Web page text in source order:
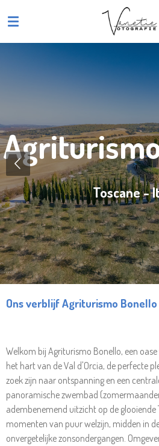
direct
naar
Toscane -
Ons verblijf Agriturismo
Welkom bij Agriturismo Bonello, een
het hart van de Val d'Orcia, de perfecte
zoek zijn naar ontspanning en een
panoramische zwembad
adembenemend uitzicht op de glooiende
momenten van puur welzijn, midden in
onvergetelijke zonsondergangen.